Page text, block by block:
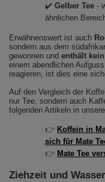
✔️ Gelber Tee -
ähnlichen
Erwähnenswert ist auch
sondern aus dem
gewonnen und enthält
einem abendlichen
reagieren, ist dies eine
Auf den Vergleich der
nur Tee, sondern auch
folgenden Artikeln in
👉 Koffein in
sich für Mate
👉 Mate Tee
Ziehzeit und